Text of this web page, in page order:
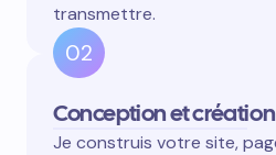
transmettre.
02
Conception et création
Je construis votre site,